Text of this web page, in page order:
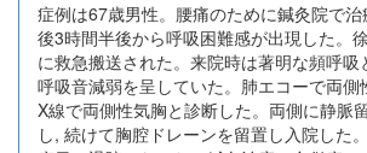
症例は67歳男性。腰痛のために鍼灸院で
後3時間半後から呼吸困難感が出現した。
に救急搬送された。来院時は著明な頻呼吸
呼吸音減弱を呈していた。肺エコーで両側
X線で両側性気胸と診断した。両側に静脈
し, 続けて胸腔ドレーンを留置し入院した